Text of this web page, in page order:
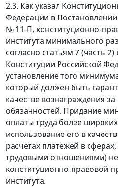
2.3. Как указал
Федерации в
№ 11-П, конституционно-
института минимального
согласно статьям 7 (часть 2)
Конституции Российской
установление того
который должен быть
качестве вознаграждения
обязанностей. Придание
оплаты труда более
использование его в
расчетах платежей в
трудовыми отношениями) не
конституционно-правовой
института.